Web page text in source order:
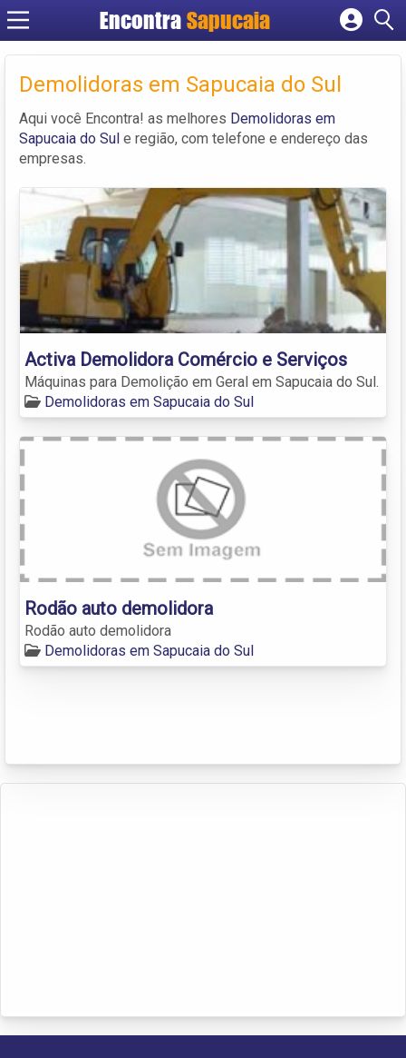
Encontra
Cadastrar empresa
Criar conta
Demolidoras em Sapucaia do Sul
Aqui você Encontra! as melhores Demolidoras em
Sapucaia do Sul e região, com telefone e endereço das
empresas.
Activa Demolidora Comércio e Serviços
Máquinas para Demolição em Geral em Sapucaia do Sul.
Demolidoras em Sapucaia do Sul
Rodão auto demolidora
Rodão auto demolidora
Demolidoras em Sapucaia do Sul